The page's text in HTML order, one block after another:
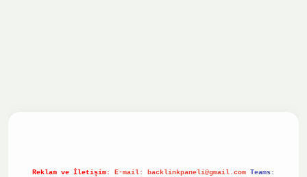
Reklam ve İletişim: E-mail: backlinkpaneli@gmail.com Teams: